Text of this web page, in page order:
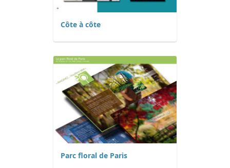
Côte à côte
Parc floral de Paris